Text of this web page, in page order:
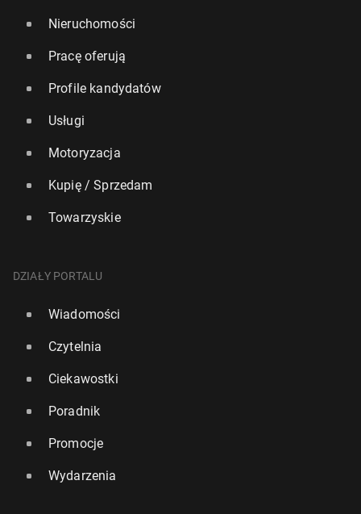
Nieruchomości
Pracę oferują
Profile kandydatów
Usługi
Motoryzacja
Kupię / Sprzedam
Towarzyskie
DZIAŁY PORTALU
Wiadomości
Czytelnia
Ciekawostki
Poradnik
Promocje
Wydarzenia